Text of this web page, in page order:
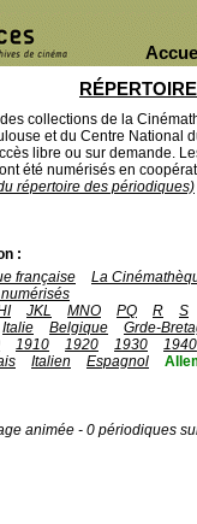
collections de la
et du Centre National
libre ou sur demande.
été numérisés en
répertoire des périodiques)
:
française La
JKL MNO PQ R S
Italie Belgique Grde-
1910 1920 1930 1940
Italien Espagnol
animée - 0 périodiques